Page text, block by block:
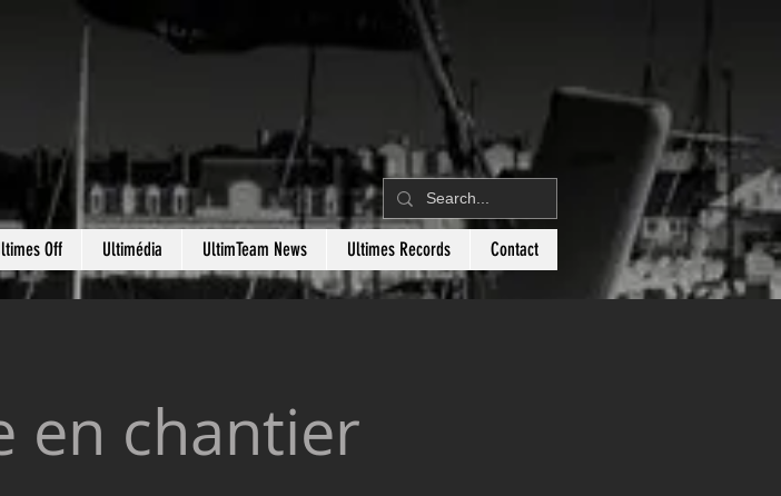
Off Ultimédia UltimTeam News Ultimes Records Contact
en chantier